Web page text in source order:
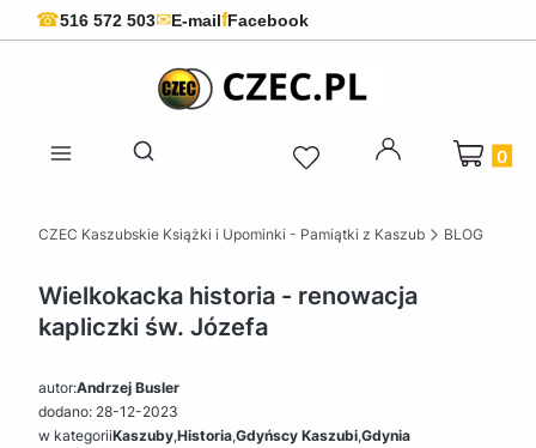
☎516 572 503✉E-mailfFacebook
Otwórz wyszukiwarkę
Produkty
CZEC Kaszubskie Książki i Upominki - Pamiątki z Kaszub BLOG
Wielkokacka historia - renowacja
kapliczki św. Józefa
autor:Andrzej Busler
dodano: 28-12-2023
w kategoriiKaszuby,Historia,Gdyńscy Kaszubi,Gdynia